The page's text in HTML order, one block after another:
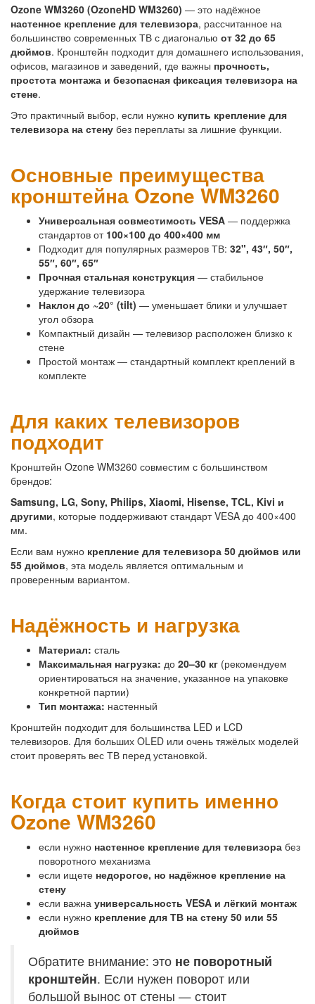
Ozone WM3260 (OzoneHD WM3260) — это надёжное
настенное крепление для телевизора, рассчитанное на
большинство современных ТВ с диагональю от 32 до 65
дюймов. Кронштейн подходит для домашнего использования,
офисов, магазинов и заведений, где важны прочность,
простота монтажа и безопасная фиксация телевизора на
стене.
Это практичный выбор, если нужно купить крепление для
телевизора на стену без переплаты за лишние функции.
Основные преимущества
кронштейна Ozone WM3260
Универсальная совместимость VESA — поддержка
стандартов от 100×100 до 400×400 мм
Подходит для популярных размеров ТВ: 32", 43″, 50″,
55″, 60″, 65″
Прочная стальная конструкция — стабильное
удержание телевизора
Наклон до ~20° (tilt) — уменьшает блики и улучшает
угол обзора
Компактный дизайн — телевизор расположен близко к
стене
Простой монтаж — стандартный комплект креплений в
комплекте
Для каких телевизоров
подходит
Кронштейн Ozone WM3260 совместим с большинством
брендов:
Samsung, LG, Sony, Philips, Xiaomi, Hisense, TCL, Kivi и
другими, которые поддерживают стандарт VESA до 400×400
мм.
Если вам нужно крепление для телевизора 50 дюймов или
55 дюймов, эта модель является оптимальным и
проверенным вариантом.
Надёжность и нагрузка
Материал: сталь
Максимальная нагрузка: до 20–30 кг (рекомендуем
ориентироваться на значение, указанное на упаковке
конкретной партии)
Тип монтажа: настенный
Кронштейн подходит для большинства LED и LCD
телевизоров. Для больших OLED или очень тяжёлых моделей
стоит проверять вес ТВ перед установкой.
Когда стоит купить именно
Ozone WM3260
если нужно настенное крепление для телевизора без
поворотного механизма
если ищете недорогое, но надёжное крепление на
стену
если важна универсальность VESA и лёгкий монтаж
если нужно крепление для ТВ на стену 50 или 55
дюймов
Обратите внимание: это не поворотный
кронштейн. Если нужен поворот или
большой вынос от стены — стоит